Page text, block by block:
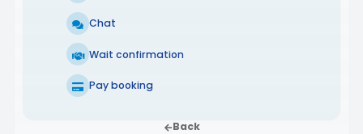
Chat
Wait confirmation
Pay booking
Back